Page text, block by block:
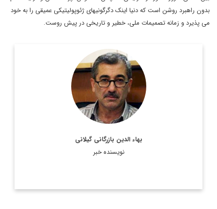
بدون راهبرد روشن است که دنیا اینک دگرگونی‎های ژئوپولیتیکی عمیقی را به خود
می پذیرد و زمانه تصمیمات ملی، خطیر و تاریخی در پیش روست.
بهاء الدین بازرگانی گیلانی
نویسنده خبر
مترجم و پژوهشگر و متخصص امور اروپا
اطلاعات بیشتر